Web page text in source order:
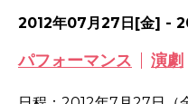
2012年07月27日[金] -
パフォーマンス 演劇